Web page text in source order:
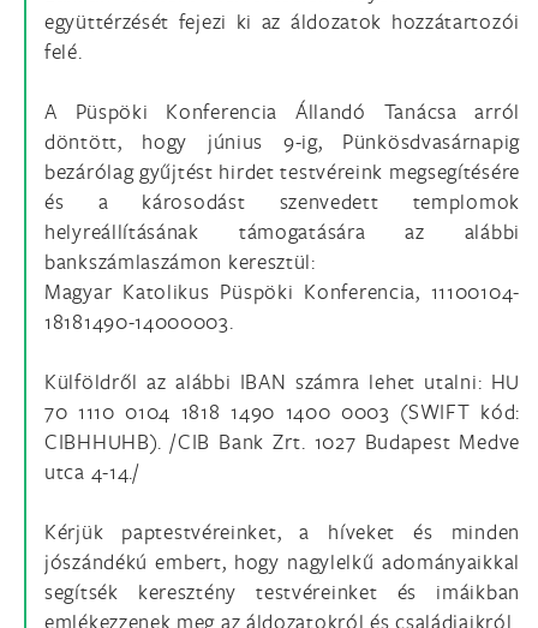
együttérzését fejezi ki az áldozatok hozzátartozói
felé.
A Püspöki Konferencia Állandó Tanácsa arról
döntött, hogy június 9-ig, Pünkösdvasárnapig
bezárólag gyűjtést hirdet testvéreink megsegítésére
és a károsodást szenvedett templomok
helyreállításának támogatására az alábbi
bankszámlaszámon keresztül:
Magyar Katolikus Püspöki Konferencia, 11100104-
18181490-14000003.
Külföldről az alábbi IBAN számra lehet utalni: HU
70 1110 0104 1818 1490 1400 0003 (SWIFT kód:
CIBHHUHB). /CIB Bank Zrt. 1027 Budapest Medve
utca 4-14./
Kérjük paptestvéreinket, a híveket és minden
jószándékú embert, hogy nagylelkű adományaikkal
segítsék keresztény testvéreinket és imáikban
emlékezzenek meg az áldozatokról és családjaikról.